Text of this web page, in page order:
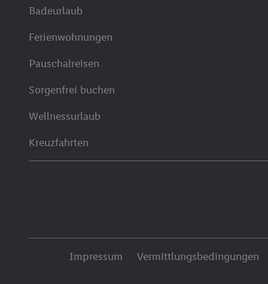
Badeurlaub
Ferienwohnungen
Pauschalreisen
Sorgenfrei buchen
Wellnessurlaub
Kreuzfahrten
Impressum Vermittlungsbedingungen